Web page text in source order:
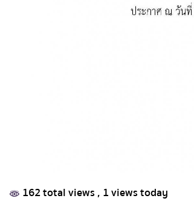
162 total views, 1 views today